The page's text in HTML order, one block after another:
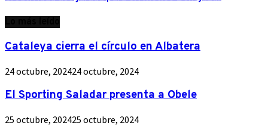
Cataleya cierra el círculo en Albatera
24 octubre, 202424 octubre, 2024
El Sporting Saladar presenta a Obele
25 octubre, 202425 octubre, 2024